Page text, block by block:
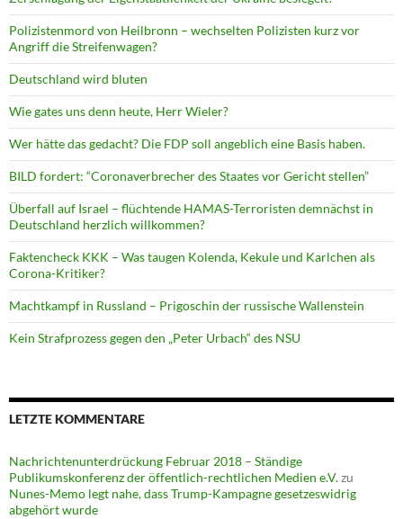
Polizistenmord von Heilbronn – wechselten Polizisten kurz vor
Angriff die Streifenwagen?
Deutschland wird bluten
Wie gates uns denn heute, Herr Wieler?
Wer hätte das gedacht? Die FDP soll angeblich eine Basis haben.
BILD fordert: “Coronaverbrecher des Staates vor Gericht stellen”
Überfall auf Israel – flüchtende HAMAS-Terroristen demnächst in
Deutschland herzlich willkommen?
Faktencheck KKK – Was taugen Kolenda, Kekule und Karlchen als
Corona-Kritiker?
Machtkampf in Russland – Prigoschin der russische Wallenstein
Kein Strafprozess gegen den „Peter Urbach“ des NSU
LETZTE KOMMENTARE
Nachrichtenunterdrückung Februar 2018 – Ständige
Publikumskonferenz der öffentlich-rechtlichen Medien e.V.zu
Nunes-Memo legt nahe, dass Trump-Kampagne gesetzeswidrig
abgehört wurde